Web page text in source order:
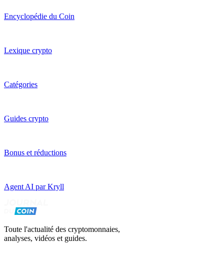
Encyclopédie du Coin
Lexique crypto
Catégories
Guides crypto
Bonus et réductions
Agent AI par Kryll
Toute l'actualité des cryptomonnaies,
analyses, vidéos et guides.